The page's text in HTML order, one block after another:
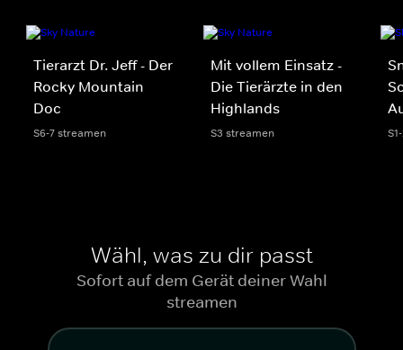
Tierarzt Dr. Jeff - Der
Rocky Mountain
Doc
S6-7 streamen
Mit vollem Einsatz -
Die Tierärzte in den
Highlands
S3 streamen
Wähl, was zu dir passt
Sofort auf dem Gerät deiner Wahl
streamen